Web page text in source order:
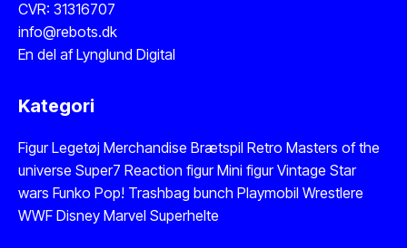
CVR: 31316707
info@rebots.dk
En del afLynglund Digital
Kategori
Figur Legetøj Merchandise Brætspil Retro Masters of the
universe Super7 Reaction figur Mini figurVintage Star
wars Funko Pop! Trashbag bunch Playmobil Wrestlere
WWF Disney Marvel Superhelte